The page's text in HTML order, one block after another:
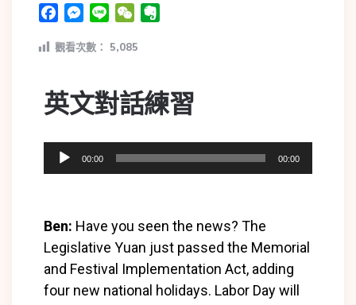
FacebookMessenger
Line WeChat
觀看次數： 5,085
英文對話練習
訊
00:00 00:00
Ben: Have you seen the news? The
Legislative Yuan just passed the Memorial
and Festival Implementation Act, adding
four new national holidays. Labor Day will